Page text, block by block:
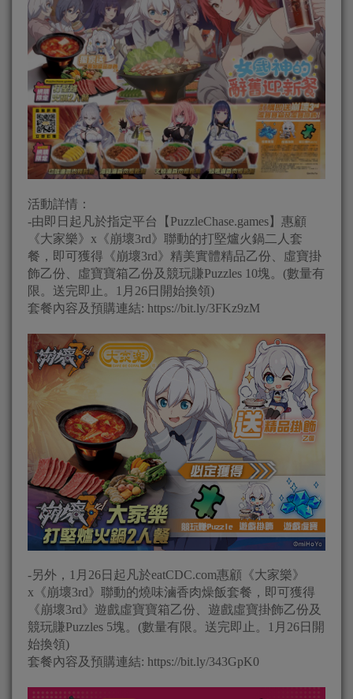
活動詳情：
-由即日起凡於指定平台【PuzzleChase.games】惠顧
《大家樂》x《崩壞3rd》聯動的打堅爐火鍋二人套
餐，即可獲得《崩壞3rd》精美實體精品乙份、虛寶掛
飾乙份、虛寶寶箱乙份及競玩賺Puzzles 10塊。(數量有
限。送完即止。1月26日開始換領)
套餐內容及預購連結: https://bit.ly/3FKz9zM
-另外，1月26日起凡於eatCDC.com惠顧《大家樂》
x《崩壞3rd》聯動的燒味滷香肉燥飯套餐，即可獲得
《崩壞3rd》遊戲虛寶寶箱乙份、遊戲虛寶掛飾乙份及
競玩賺Puzzles 5塊。(數量有限。送完即止。1月26日開
始換領)
套餐內容及預購連結: https://bit.ly/343GpK0